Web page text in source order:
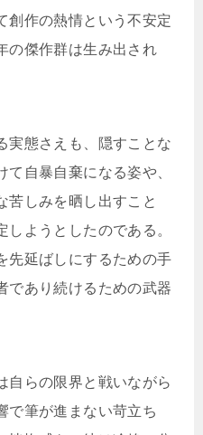
創作の熱情という不安定
の傑作群は生み出され
実態さえも、隠すことな
て自暴自棄になる姿や、
苦しみを晒し出すこと
ようとしたのである。
先延ばしにするための手
であり続けるための武器
自らの限界と戦いながら
で筆が進まない苛立ち